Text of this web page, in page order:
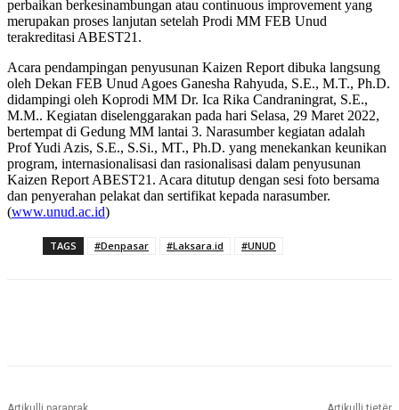
perbaikan berkesinambungan atau continuous improvement yang
merupakan proses lanjutan setelah Prodi MM FEB Unud
terakreditasi ABEST21.
Acara pendampingan penyusunan Kaizen Report dibuka langsung
oleh Dekan FEB Unud Agoes Ganesha Rahyuda, S.E., M.T., Ph.D.
didampingi oleh Koprodi MM Dr. Ica Rika Candraningrat, S.E.,
M.M.. Kegiatan diselenggarakan pada hari Selasa, 29 Maret 2022,
bertempat di Gedung MM lantai 3. Narasumber kegiatan adalah
Prof Yudi Azis, S.E., S.Si., MT., Ph.D. yang menekankan keunikan
program, internasionalisasi dan rasionalisasi dalam penyusunan
Kaizen Report ABEST21. Acara ditutup dengan sesi foto bersama
dan penyerahan pelakat dan sertifikat kepada narasumber.
(www.unud.ac.id)
TAGS #Denpasar #Laksara.id #UNUD